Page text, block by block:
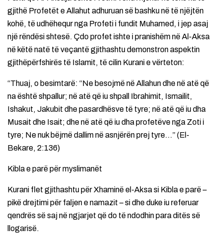
gjithë Profetët e Allahut adhuruan së bashku në të njëjtën
kohë, të udhëhequr nga Profeti i fundit Muhamed, i jep asaj
një rëndësi shtesë. Çdo profet ishte i pranishëm në Al-Aksa
në këtë natë të veçantë gjithashtu demonstron aspektin
gjithëpërfshirës të Islamit, të cilin Kurani e vërteton:
“Thuaj, o besimtarë: “Ne besojmë në Allahun dhe në atë që
na është shpallur; në atë që iu shpall Ibrahimit, Ismailit,
Ishakut, Jakubit dhe pasardhësve të tyre; në atë që iu dha
Musait dhe Isait; dhe në atë që iu dha profetëve nga Zoti i
tyre; Ne nuk bëjmë dallim në asnjërën prej tyre…” (El-
Bekare, 2:136)
Kibla e parë për myslimanët
Kurani flet gjithashtu për Xhaminë el-Aksa si Kibla e parë –
pikë drejtimi për faljen e namazit – si dhe duke iu referuar
qendrës së saj në ngjarjet që do të ndodhin para ditës së
llogarisë.